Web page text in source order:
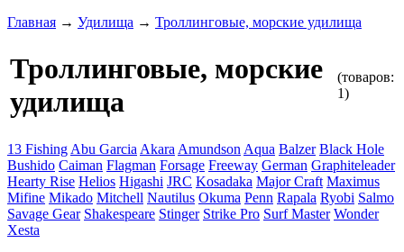
Главная → Удилища → Троллинговые, морские удилища
Троллинговые, морские
удилища
(товаров:
1)
13 Fishing Abu Garcia Akara Amundson Aqua Balzer Black Hole
Bushido Caiman Flagman Forsage Freeway German Graphiteleader
Hearty Rise Helios Higashi JRC Kosadaka Major Craft Maximus
Mifine Mikado Mitchell Nautilus Okuma Penn Rapala Ryobi Salmo
Savage Gear Shakespeare Stinger Strike Pro Surf Master Wonder
Xesta